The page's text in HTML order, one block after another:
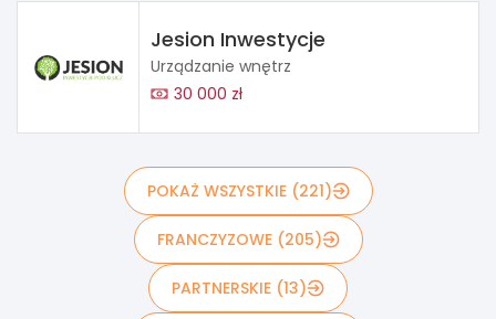
Jesion Inwestycje
Urządzanie wnętrz
30 000 zł
POKAŻ WSZYSTKIE (221)
FRANCZYZOWE (205)
PARTNERSKIE (13)